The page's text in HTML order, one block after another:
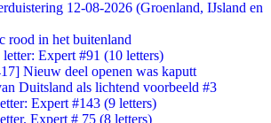
12-08-2026 (Groenland, IJsland en
rood in het buitenland
letter: Expert #91 (10 letters)
Nieuw deel openen was kaputt
Duitsland als lichtend voorbeeld #3
Expert #143 (9 letters)
Expert # 75 (8 letters)